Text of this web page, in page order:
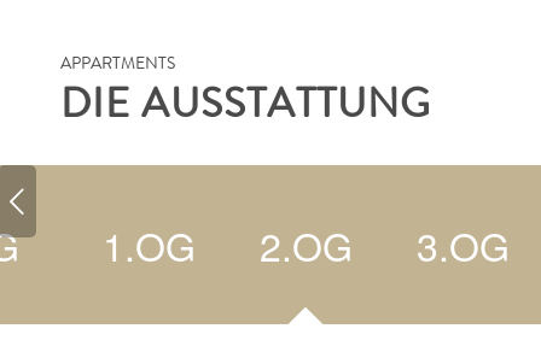
APPARTMENTS
DIE AUSSTATTUNG
1.OG 2.OG 3.OG